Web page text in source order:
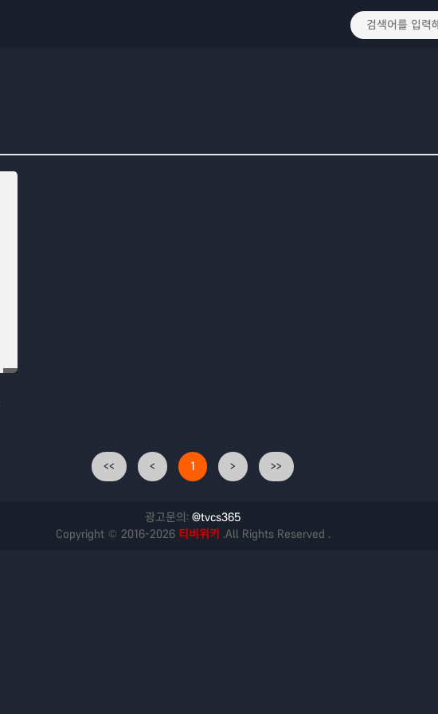
<< < 1 > >>
광고문의: @tvcs365
Copyright © 2016-2026 티비위키 .All Rights Reserved .